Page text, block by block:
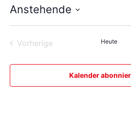
Anstehende
wählen.
VorherigeVeranstaltungen
Heute
Kalender